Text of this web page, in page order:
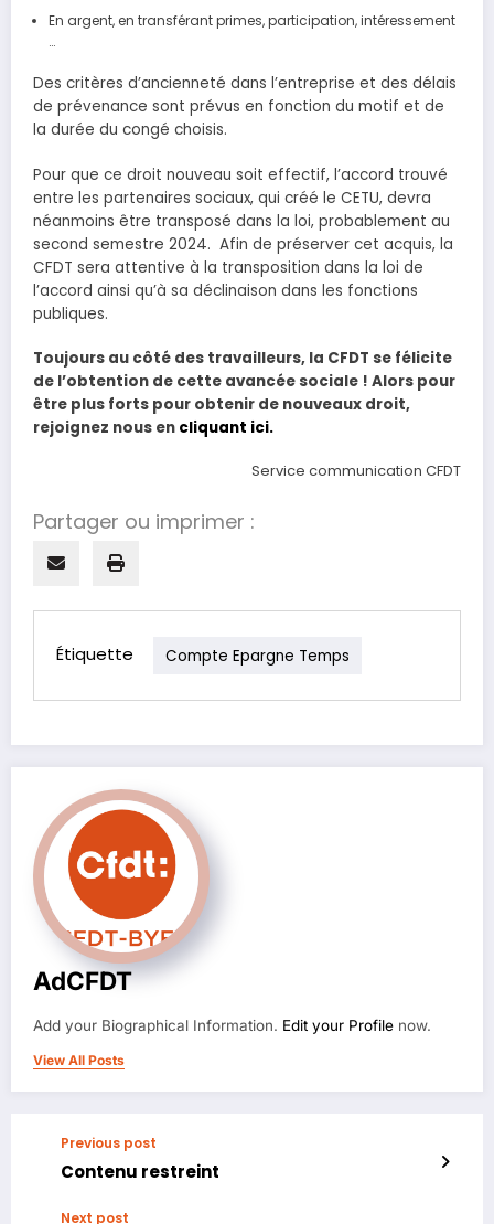
En argent, en transférant primes, participation, intéressement
…
Des critères d’ancienneté dans l’entreprise et des délais
de prévenance sont prévus en fonction du motif et de
la durée du congé choisis.
Pour que ce droit nouveau soit effectif, l’accord trouvé
entre les partenaires sociaux, qui créé le CETU, devra
néanmoins être transposé dans la loi, probablement au
second semestre 2024. Afin de préserver cet acquis, la
CFDT sera attentive à la transposition dans la loi de
l’accord ainsi qu’à sa déclinaison dans les fonctions
publiques.
Toujours au côté des travailleurs, la CFDT se félicite
de l’obtention de cette avancée sociale ! Alors pour
être plus forts pour obtenir de nouveaux droit,
rejoignez nous en cliquant ici.
Service communication CFDT
Partager ou imprimer :
Étiquette Compte Epargne Temps
AdCFDT
Add your Biographical Information. Edit your Profile now.
View All Posts
Previous post
Contenu restreint
Next post